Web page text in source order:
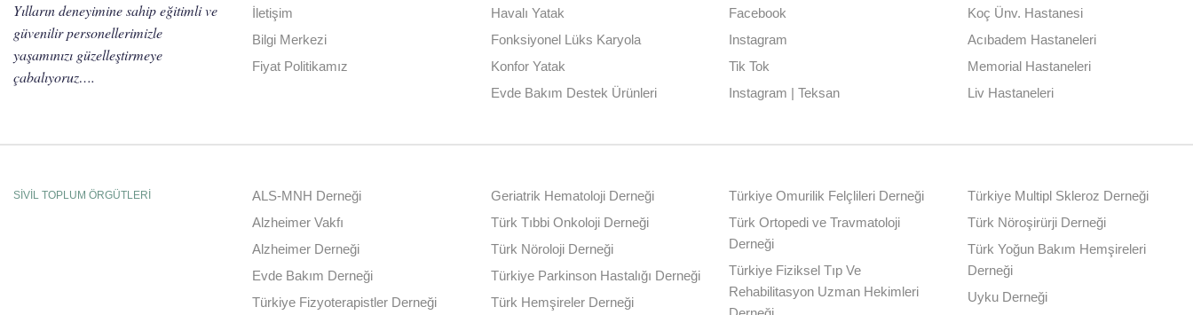
Yılların deneyimine sahip eğitimli ve
güvenilir personellerimizle
yaşamınızı güzelleştirmeye
çabalıyoruz….
İletişim
Bilgi Merkezi
Fiyat Politikamız
Havalı Yatak
Fonksiyonel Lüks Karyola
Konfor Yatak
Evde Bakım Destek Ürünleri
Facebook
Instagram
Tik Tok
Instagram | Teksan
Koç Ünv. Hastanesi
Acıbadem Hastaneleri
Memorial Hastaneleri
Liv Hastaneleri
SİVİL TOPLUM ÖRGÜTLERİ
ALS-MNH Derneği
Alzheimer Vakfı
Alzheimer Derneği
Evde Bakım Derneği
Türkiye Fizyoterapistler Derneği
Geriatrik Hematoloji Derneği
Türk Tıbbi Onkoloji Derneği
Türk Nöroloji Derneği
Türkiye Parkinson Hastalığı Derneği
Türk Hemşireler Derneği
Türkiye Omurilik Felçlileri Derneği
Türk Ortopedi ve Travmatoloji
Derneği
Türkiye Fiziksel Tıp Ve
Rehabilitasyon Uzman Hekimleri
Türkiye Multipl Skleroz Derneği
Türk Nöroşirürji Derneği
Türk Yoğun Bakım Hemşireleri
Derneği
Uyku Derneği